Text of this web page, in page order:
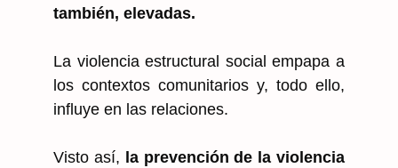
también, elevadas.
La violencia estructural social empapa a
los contextos comunitarios y, todo ello,
influye en las relaciones.
Visto así, la prevención de la violencia